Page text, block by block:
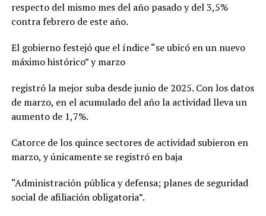
respecto del mismo mes del año pasado y del 3,5%
contra febrero de este año.
El gobierno festejó que el índice “se ubicó en un nuevo
máximo histórico” y marzo
registró la mejor suba desde junio de 2025. Con los datos
de marzo, en el acumulado del año la actividad lleva un
aumento de 1,7%.
Catorce de los quince sectores de actividad subieron en
marzo, y únicamente se registró en baja
“Administración pública y defensa; planes de seguridad
social de afiliación obligatoria”.